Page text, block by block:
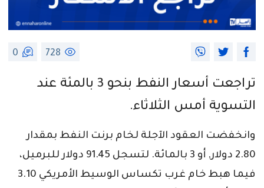
728
0
تراجعت أسعار النفط بنحو 3 بالمئة عند
التسوية أمس الثلاثاء.
وانخفضت العقود الآجلة لخام برنت النفط بمقدار
2.80 دولار, أو 3 بالمائة. لتسجل 91.45 دولار للبرميل،
فيما هبط خام غرب تكساس الوسيط الأمريكي 3.10